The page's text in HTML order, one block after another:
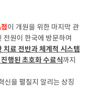
이 개원을 위한 마지막 관
원이 한국에 방문하여
치료 전반과 체계적 시스템
행된 초호화 수료식까지
신을 펼칠지 알리는 상징